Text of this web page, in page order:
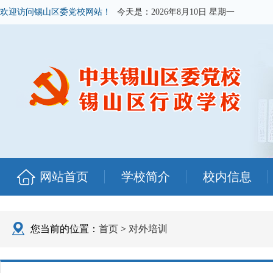
欢迎访问锡山区委党校网站！ 今天是： 2026年8月10日 星期一
网站首页 学校简介 校内信息
您当前的位置： 首页 > 对外培训